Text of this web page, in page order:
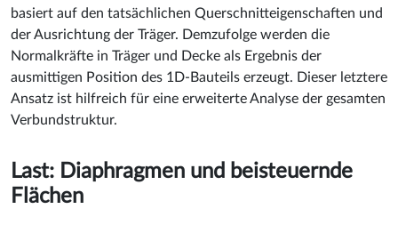
basiert auf den tatsächlichen Querschnitteigenschaften und
der Ausrichtung der Träger. Demzufolge werden die
Normalkräfte in Träger und Decke als Ergebnis der
ausmittigen Position des 1D-Bauteils erzeugt. Dieser letztere
Ansatz ist hilfreich für eine erweiterte Analyse der gesamten
Verbundstruktur.
Last: Diaphragmen und beisteuernde
Flächen